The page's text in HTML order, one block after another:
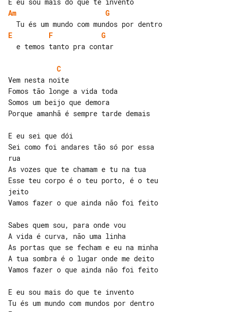
Am
G
E
F
G
C
Vem nesta noite
Fomos tão longe a vida toda
Somos um beijo que demora
Porque amanhã é sempre tarde demais
E eu sei que dói
Sei como foi andares tão só por essa
rua
As vozes que te chamam e tu na tua
Esse teu corpo é o teu porto, é o teu
jeito
Vamos fazer o que ainda não foi feito
Sabes quem sou, para onde vou
A vida é curva, não uma linha
As portas que se fecham e eu na minha
A tua sombra é o lugar onde me deito
Vamos fazer o que ainda não foi feito
E eu sou mais do que te invento
Tu és um mundo com mundos por dentro